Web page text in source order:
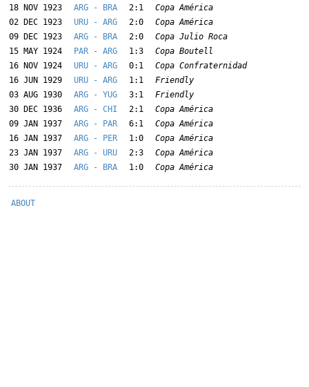
18 NOV 1923
ARG - BRA 2:1
Copa América
02 DEC 1923
URU - ARG 2:0
Copa América
09 DEC 1923
ARG - BRA 2:0
Copa Julio Roca
15 MAY 1924
PAR - ARG 1:3
Copa Boutell
16 NOV 1924
URU - ARG 0:1
Copa Confraternidad
16 JUN 1929
URU - ARG 1:1
Friendly
03 AUG 1930
ARG - YUG 3:1
Friendly
30 DEC 1936
ARG - CHI 2:1
Copa América
09 JAN 1937
ARG - PAR 6:1
Copa América
16 JAN 1937
ARG - PER 1:0
Copa América
23 JAN 1937
ARG - URU 2:3
Copa América
30 JAN 1937
ARG - BRA 1:0 Copa América
ABOUT